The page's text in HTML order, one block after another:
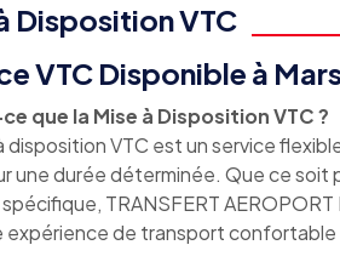
Disposition VTC
VTC Disponible à
que la Mise à Disposition VTC ?
disposition VTC est un service
une durée déterminée. Que ce soit
TRANSFERT
expérience de transport confortable